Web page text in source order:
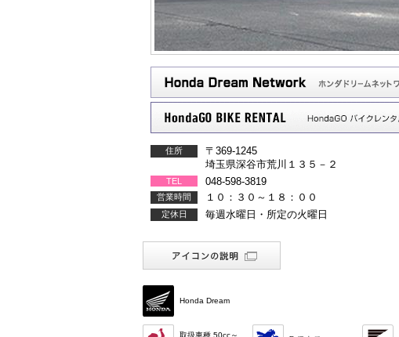
住所
〒369-1245
埼玉県深谷市荒川１３５－２
TEL 048-598-3819
営業時間 １０：３０～１８：００
定休日 毎週水曜日・所定の火曜日
Honda Dream
取扱車種 50cc～